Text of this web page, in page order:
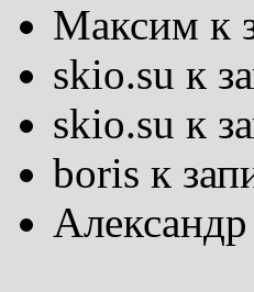
Максим к
skio.su к
skio.su к
boris к
Александр